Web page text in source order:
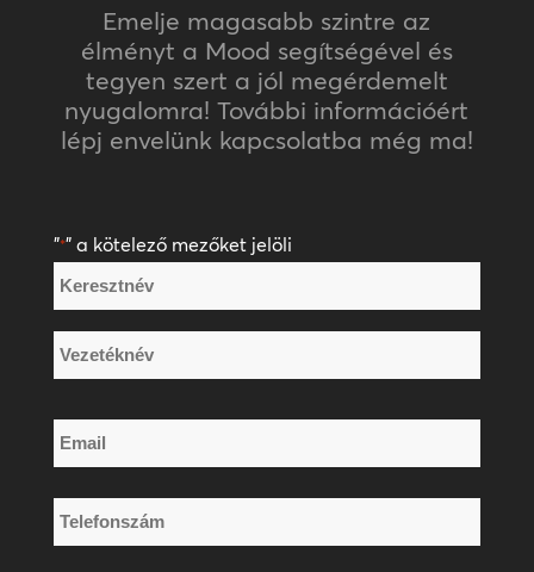
Emelje magasabb szintre az
élményt a Mood segítségével és
tegyen szert a jól megérdemelt
nyugalomra! További információért
lépj envelünk kapcsolatba még ma!
"*" a kötelező mezőket jelöli
Név
*
Keresztnév
Email
*
Telefonszám
*